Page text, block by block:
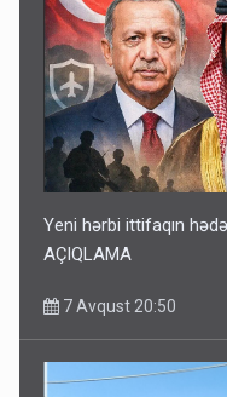
Yeni hərbi ittifaqın
AÇIQLAMA
7 Avqust 20:50